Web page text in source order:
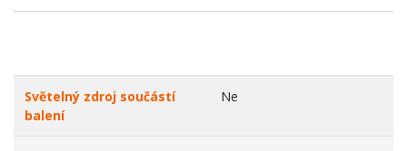
Světelný zdroj součástí
balení
Ne